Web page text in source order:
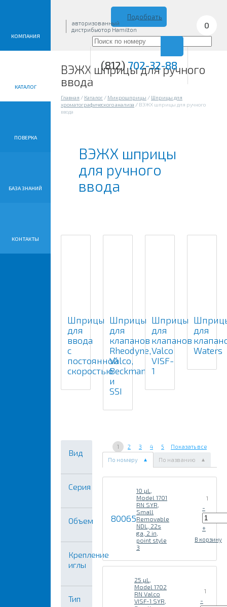
КОМПАНИЯ
КАТАЛОГ
ПОВЕРКА
БАЗА ЗНАНИЙ
КОНТАКТЫ
авторизованный
дистрибьютор Hamilton
Подобрать
(812) 702-32-88
0
ВЭЖХ шприцы для ручного
ввода
Главная / Каталог / Микрошприцы / Шприцы для
хроматографического анализа / ВЭЖХ шприцы для ручного
ввода
ВЭЖХ шприцы
для ручного
ввода
Шприцы
для
ввода
с
постоянной
скоростью
Шприцы
для
клапанов
Rheodyne,
Valco,
Beckman
и
SSI
Шприцы
для
клапанов
Valco
VISF-
1
для
Waters
Вид
Серия
Объем
Крепление
иглы
Тип
1 2 3 4 5
Показать все
По номеру
По названию
80065
10 µL,
Model 1701
RN SYR,
Small
Removable
NDL, 22s
ga, 2 in,
point style
3
1
-
+
В корзину
25 µL,
Model 1702
RN Valco
VISF-1 SYR,
1
-